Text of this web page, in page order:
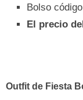
Bolso
El precio
Outfit de Fiesta